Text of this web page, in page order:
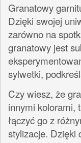
Granatowy
Dzięki swojej
zarówno na
granatowy jest
sylwetki,
Czy wiesz, że
innymi kolorami,
łączyć go z
stylizacje. Dzięki